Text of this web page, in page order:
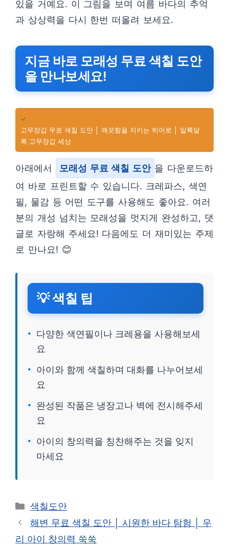
있을 거예요. 이 그림을 보며 여름 바다의 추억
과 상상력을 다시 한번 떠올려 보세요.
지금 바로 모래성 무료 색칠 도안
을 만나보세요!
✓
고무장갑 무료 색칠 도안 │ 깨끗함을 지키는 히어로 │ 알록달
록 고무장갑 세상
아래에서 모래성 무료 색칠 도안 을 다운로드하
여 바로 프린트할 수 있습니다. 크레파스, 색연
필, 물감 등 어떤 도구를 사용해도 좋아요. 여러
분의 개성 넘치는 모래성을 멋지게 완성하고, 댓
글로 자랑해 주세요! 다음에도 더 재미있는 주제
로 만나요! 😊
💡 색칠 팁
다양한 색연필이나 크레용을 사용해보세
요
아이와 함께 색칠하며 대화를 나누어보세
요
완성된 작품은 냉장고나 벽에 전시해주세
요
아이의 창의력을 칭찬해주는 것을 잊지
마세요
카
테
리
색칠도안
해변 무료 색칠 도안 │ 시원한 바다 탐험 │ 우
리 아이 창의력 쑥쑥